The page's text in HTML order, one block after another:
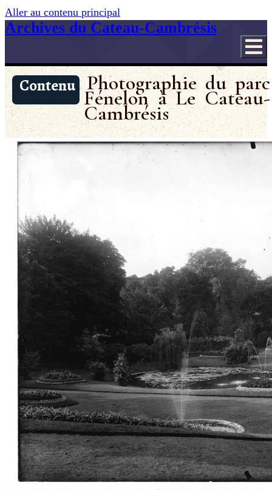
Aller au contenu principal
Archives du Cateau-Cambrésis
Contenu Photographie du parc
Fénelon à Le Cateau-
Cambrésis